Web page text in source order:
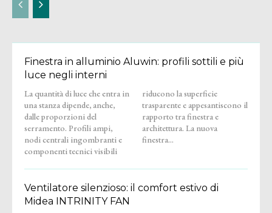
Finestra in alluminio Aluwin: profili sottili e più
luce negli interni
La quantità di luce che entra in
una stanza dipende, anche,
dalle proporzioni del
serramento. Profili ampi,
nodi centrali ingombranti e
componenti tecnici visibili
riducono la superficie
trasparente e appesantiscono il
rapporto tra finestra e
architettura. La nuova
finestra...
Ventilatore silenzioso: il comfort estivo di
Midea INTRINITY FAN